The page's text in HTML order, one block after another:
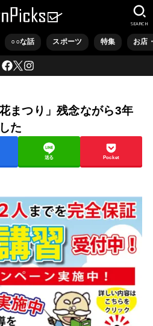
○○な話 スポーツ 特集 お店
SEARCH
まつり」残念ながら3年
た
送る Pocket